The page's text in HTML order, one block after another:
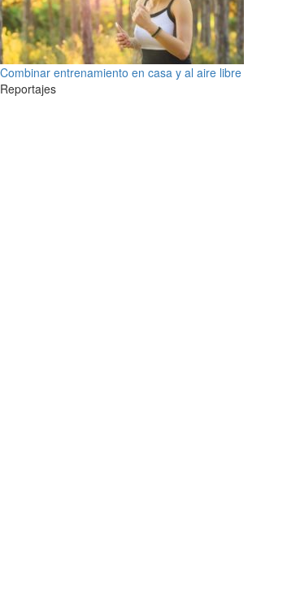
Combinar entrenamiento en casa y al aire libre
Reportajes